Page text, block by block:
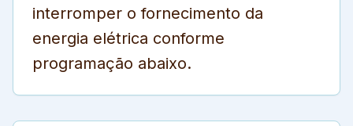
interromper o fornecimento da
energia elétrica conforme
programação abaixo.